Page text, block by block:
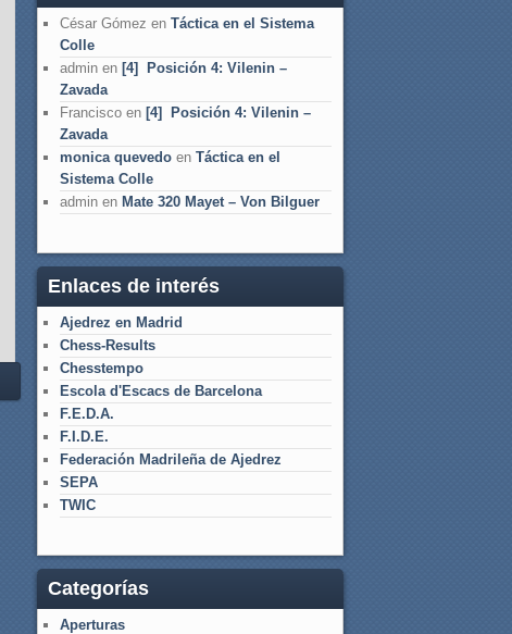
César Gómez en Táctica en el Sistema
Colle
admin en [4] Posición 4: Vilenin –
Zavada
Francisco en [4] Posición 4: Vilenin –
Zavada
monica quevedo en Táctica en el
Sistema Colle
admin en Mate 320 Mayet – Von Bilguer
Enlaces de interés
Ajedrez en Madrid
Chess-Results
Chesstempo
Escola d'Escacs de Barcelona
F.E.D.A.
F.I.D.E.
Federación Madrileña de Ajedrez
SEPA
TWIC
Categorías
Aperturas